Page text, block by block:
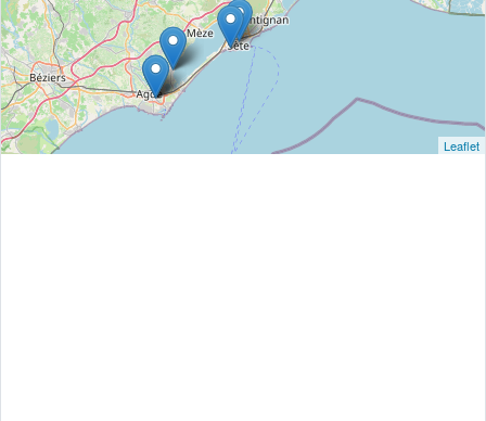
Leaflet